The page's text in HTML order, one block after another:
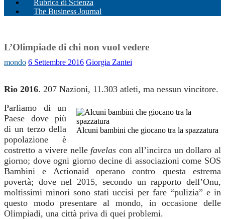
Rubrica di Scienza
The Business Journal
L’Olimpiade di chi non vuol vedere
mondo 6 Settembre 2016 Giorgia Zantei
Rio 2016. 207 Nazioni, 11.303 atleti, ma nessun vincitore.
Alcuni bambini che giocano tra la spazzatura
Parliamo di un
Paese dove più
di un terzo della
popolazione è
costretto a vivere nelle favelas con all’incirca un dollaro al
giorno; dove ogni giorno decine di associazioni come SOS
Bambini e Actionaid operano contro questa estrema
povertà; dove nel 2015, secondo un rapporto dell’Onu,
moltissimi minori sono stati uccisi per fare “pulizia” e in
questo modo presentare al mondo, in occasione delle
Olimpiadi, una città priva di quei problemi.